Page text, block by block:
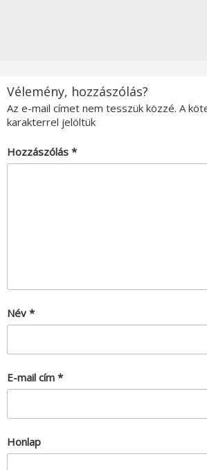
Vélemény, hozzászólás?
Az e-mail címet nem tesszük közzé. A
karakterrel jelöltük
Hozzászólás *
Név *
E-mail cím *
Honlap